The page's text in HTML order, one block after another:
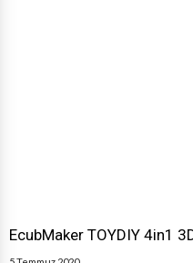
EcubMaker TOYDIY 4in1